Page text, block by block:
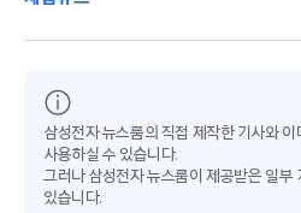
삼성전자 뉴스룸의 직접 제작한 기사와 이
사용하실 수 있습니다.
그러나 삼성전자 뉴스룸이 제공받은 일부
있습니다.